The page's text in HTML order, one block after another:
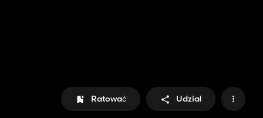
Ratować Udział